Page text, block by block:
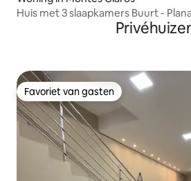
Huis met 3 slaapkamers Buurt -
Favoriet van gasten
Favoriet van gasten